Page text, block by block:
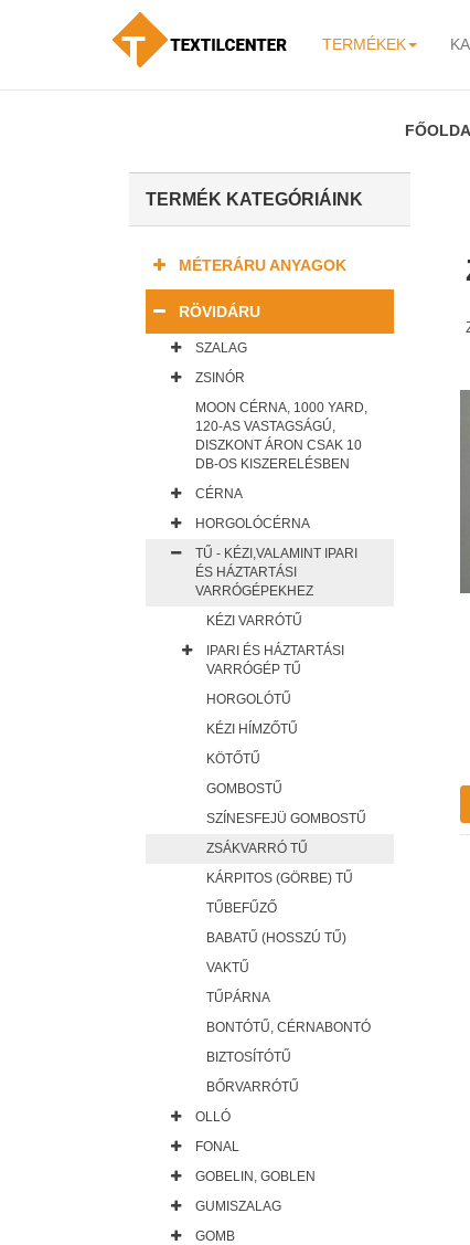
TERMÉKEK
TERMÉK KATEGÓRIÁINK
MÉTERÁRU ANYAGOK
RÖVIDÁRU
SZALAG
ZSINÓR
MOON CÉRNA, 1000 YARD,
120-AS VASTAGSÁGÚ,
DISZKONT ÁRON CSAK 10
DB-OS KISZERELÉSBEN
CÉRNA
HORGOLÓCÉRNA
TŰ - KÉZI,VALAMINT IPARI
ÉS HÁZTARTÁSI
VARRÓGÉPEKHEZ
KÉZI VARRÓTŰ
IPARI ÉS HÁZTARTÁSI
VARRÓGÉP TŰ
HORGOLÓTŰ
KÉZI HÍMZŐTŰ
KÖTŐTŰ
GOMBOSTŰ
SZÍNESFEJÜ GOMBOSTŰ
ZSÁKVARRÓ TŰ
KÁRPITOS (GÖRBE) TŰ
TŰBEFŰZŐ
BABATŰ (HOSSZÚ TŰ)
VAKTŰ
TŰPÁRNA
BONTÓTŰ, CÉRNABONTÓ
BIZTOSÍTÓTŰ
BŐRVARRÓTŰ
OLLÓ
FONAL
GOBELIN, GOBLEN
GUMISZALAG
GOMB